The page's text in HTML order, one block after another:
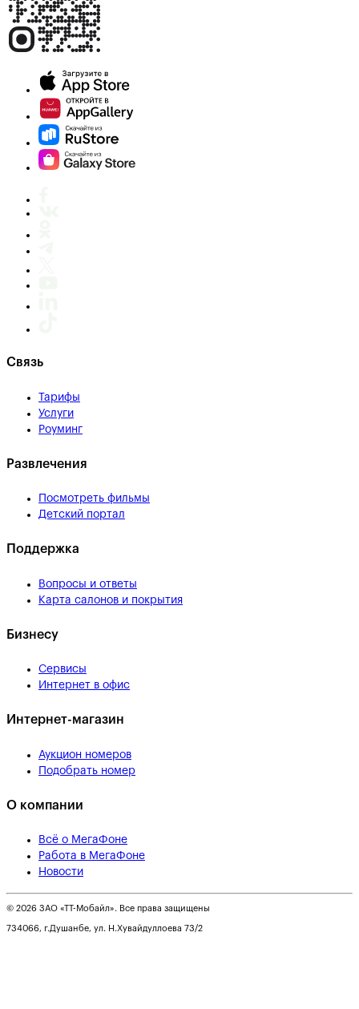
Связь
Тарифы
Услуги
Роуминг
Развлечения
Посмотреть фильмы
Детский портал
Поддержка
Вопросы и ответы
Карта салонов и покрытия
Бизнесу
Сервисы
Интернет в офис
Интернет-магазин
Аукцион номеров
Подобрать номер
О компании
Всё о МегаФоне
Работа в МегаФоне
Новости
© 2026 ЗАО «ТТ-Мобайл». Все права защищены
734066, г.Душанбе, ул. Н.Хувайдуллоева 73/2